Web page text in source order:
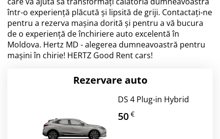
într-o experiență plăcută și lipsită de griji. Contactați-ne
pentru a rezerva mașina dorită și pentru a vă bucura
de o experiență de închiriere auto excelentă în
Moldova. Hertz MD - alegerea dumneavoastră pentru
mașini în chirie! HERTZ Good Rent cars!
Rezervare auto
DS 4 Plug-in Hybrid
50 €